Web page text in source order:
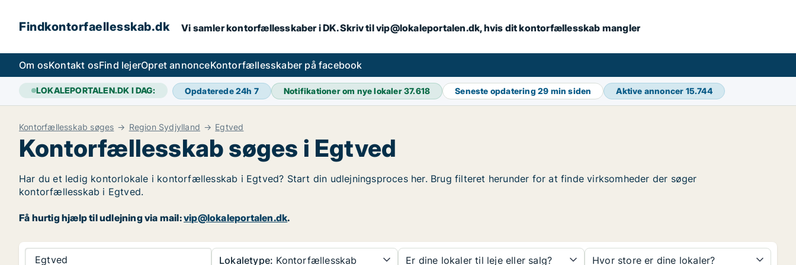
Findkontorfaellesskab.dk Vi samler kontorfællesskaber i DK. Skriv til vip@lokaleportalen.dk, hvis dit kontorfællesskab mangler
Om osKontakt osFind lejerOpret annonceKontorfællesskaber på facebook
LOKALEPORTALEN.DK I DAG: Opdaterede 24h 7 Notifikationer om nye lokaler37.618 Seneste opdatering29 min siden Aktive annoncer 15.744
Kontorfællesskab søges Region Sydjylland Egtved
Kontorfællesskab søges i Egtved
Har du et ledig kontorlokale i kontorfællesskab i Egtved? Start din udlejningsproces her. Brug filteret herunder for at finde virksomheder der søger
kontorfællesskab i Egtved.
Få hurtig hjælp til udlejning via mail:vip@lokaleportalen.dk.
Egtved Lokaletype: Kontorfællesskab Er dine lokaler til leje eller salg? Hvor store er dine lokaler?